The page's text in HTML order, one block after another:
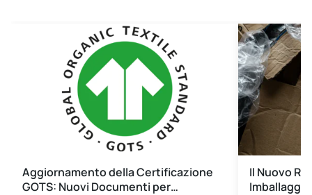
Aggiornamento della Certificazione
GOTS: Nuovi Documenti per…
Il Nuovo
Imballaggi